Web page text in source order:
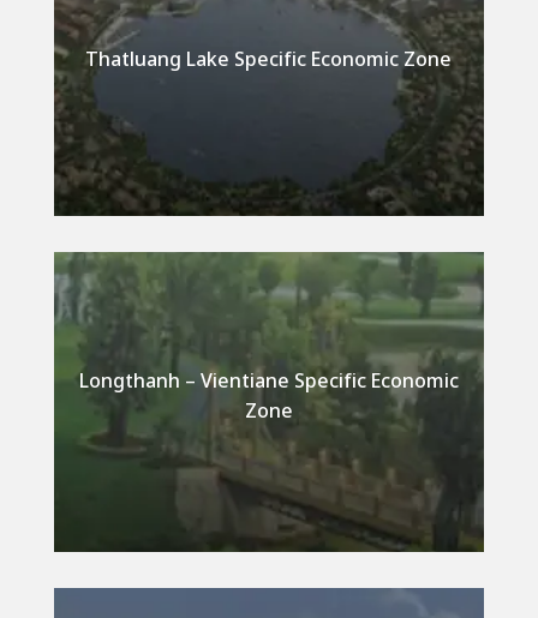
Thatluang Lake Specific Economic Zone
Detail
Longthanh – Vientiane Specific Economic
Zone
Detail